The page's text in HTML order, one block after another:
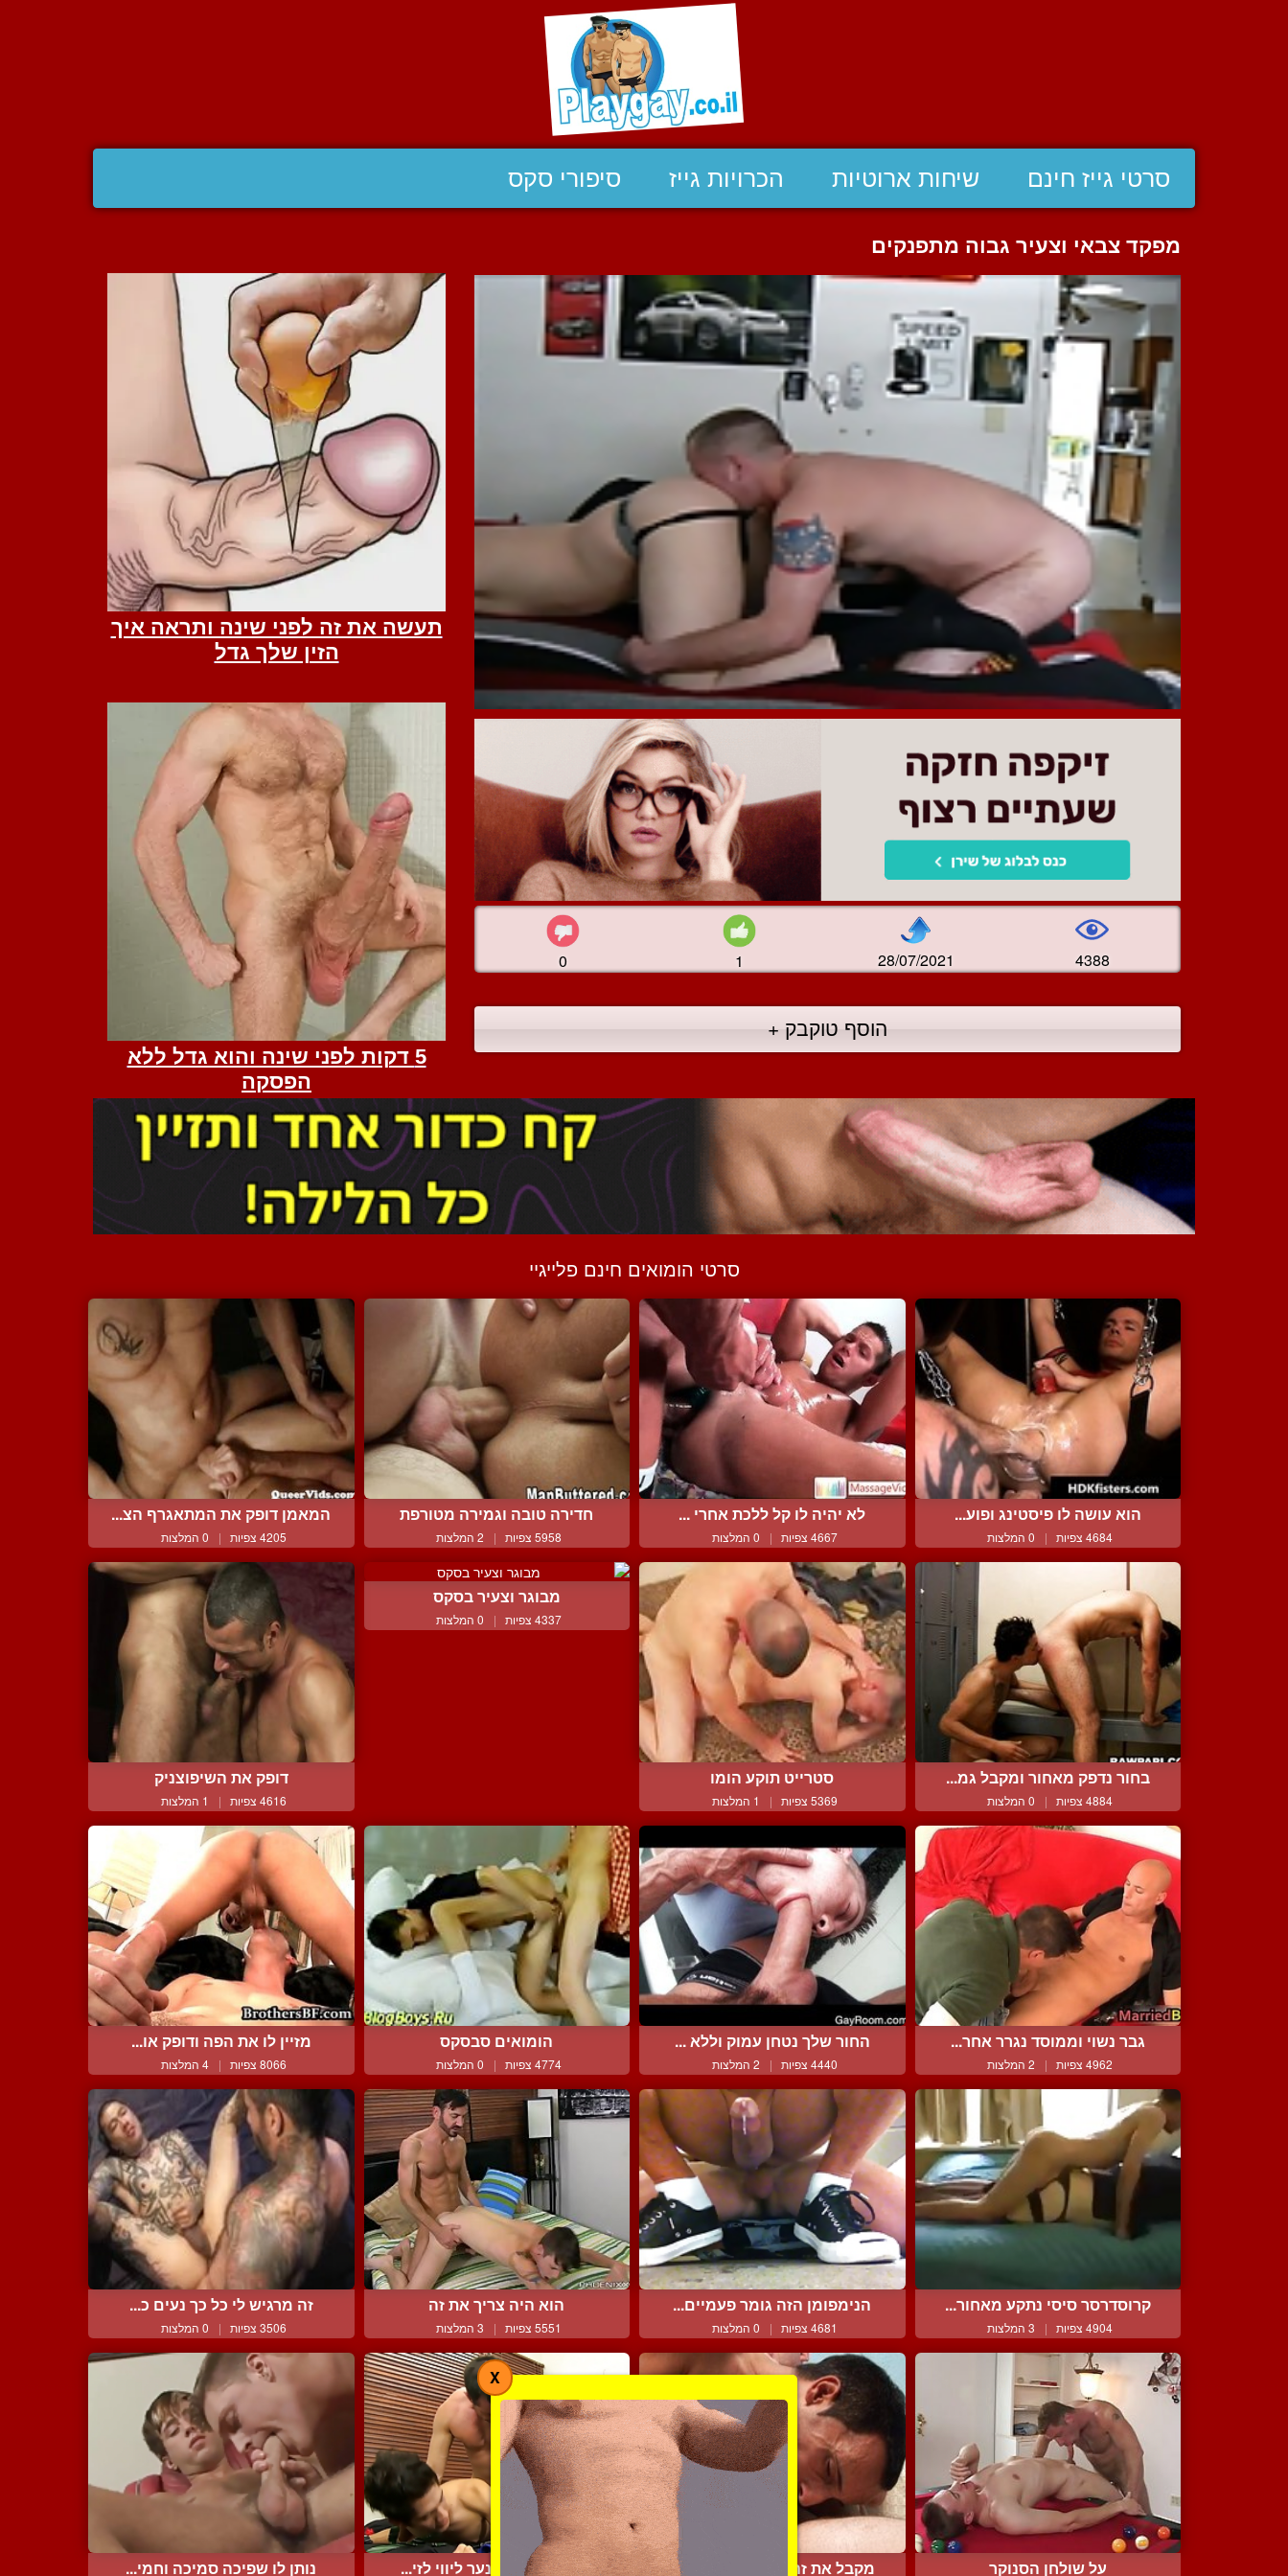
סרטי גייז חינם שיחות ארוטיות הכרויות גייז סיפורי סקס
מפקד צבאי וצעיר גבוה מתפנקים
0 1 28/07/2021 4388
הוסף טוקבק +
סרטי הומואים חינם פלייגיי
הוא עושה לו פיסטינג ופוע...
4684 צפיות | 0 המלצות
לא יהיה לו קל ללכת אחרי ...
4667 צפיות | 0 המלצות
חדירה טובה וגמירה מטורפת
5958 צפיות | 2 המלצות
המאמן דופק את המתאגרף הצ...
4205 צפיות | 0 המלצות
בחור נדפק מאחור ומקבל גמ...
4884 צפיות | 0 המלצות
סטרייט תוקע הומו
5369 צפיות | 1 המלצות
מבוגר וצעיר בסקס
4337 צפיות | 0 המלצות
דופק את השיפוצניק
4616 צפיות | 1 המלצות
גבר נשוי וממוסד נגרר אחר...
4962 צפיות | 2 המלצות
החור שלך נטחן עמוק וללא ...
4440 צפיות | 2 המלצות
הומואים סבסקס
4774 צפיות | 0 המלצות
מזיין לו את הפה ודופק או...
8066 צפיות | 4 המלצות
קרוסדרסר סיסי נתקע מאחור...
4904 צפיות | 3 המלצות
הנימפומן הזה גומר פעמיים...
4681 צפיות | 0 המלצות
הוא היה צריך את זה
5551 צפיות | 3 המלצות
זה מרגיש לי כל כך נעים כ...
3506 צפיות | 0 המלצות
על שולחן הסנוקר מקבל את זה עמוק כמו שהוא... גבר משתמש בנער ליווי לזי... נותן לו שפיכה סמיכה וחמי...
X